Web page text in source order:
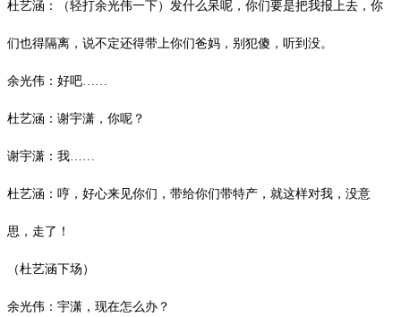
杜艺涵：（轻打余光伟一下）发什么呆呢，你们要是把我报上去，你
们也得隔离，说不定还得带上你们爸妈，别犯傻，听到没。
余光伟：好吧
杜艺涵：谢宇潇，你呢？
谢宇潇：我
杜艺涵：哼，好心来见你们，带给你们带特产，就这样对我，没意
思，走了！
（杜艺涵下场）
余光伟：宇潇，现在怎么办？